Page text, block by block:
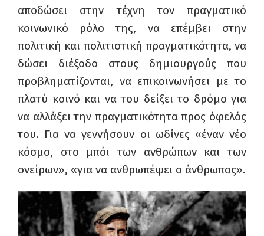
αποδώσει στην τέχνη τον πραγματικό
κοινωνικό ρόλο της, να επέμβει στην
πολιτική και πολιτιστική πραγματικότητα, να
δώσει διέξοδο στους δημιουργούς που
προβληματίζονται, να επικοινωνήσει με το
πλατύ κοινό και να του δείξει το δρόμο για
να αλλάξει την πραγματικότητα προς όφελός
του. Για να γεννήσουν οι ωδίνες «έναν νέο
κόσμο, στο μπόι των ανθρώπων και των
ονείρων», «για να ανθρωπέψει ο άνθρωπος».